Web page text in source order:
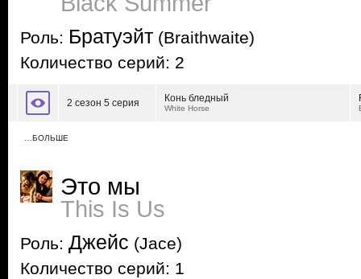
Роль: Братуэйт (Braithwaite)
Количество серий: 2
2 сезон 5 серия Конь бледный
White Horse
…БОЛЬШЕ
Это мы
This Is Us
Роль: Джейс (Jace)
Количество серий: 1